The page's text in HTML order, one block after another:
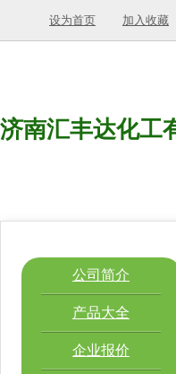
设为首页 加入收藏
济南汇丰达化工
公司简介
产品大全
企业报价